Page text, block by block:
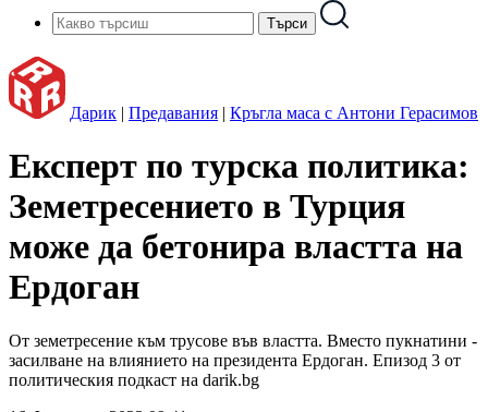
Дарик | Предавания | Кръгла маса с Антони Герасимов
Експерт по турска политика:
Земетресението в Турция
може да бетонира властта на
Ердоган
От земетресение към трусове във властта. Вместо пукнатини -
засилване на влиянието на президента Ердоган. Епизод 3 от
политическия подкаст на darik.bg